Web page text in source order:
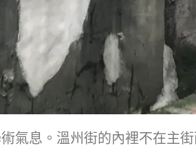
氣息。溫州街的內裡不在主